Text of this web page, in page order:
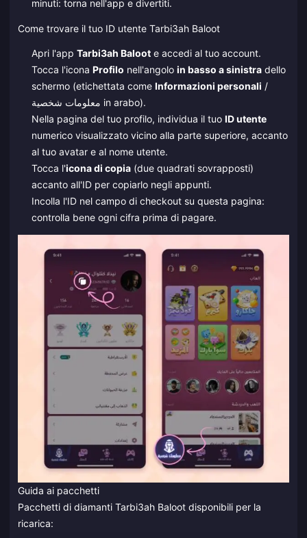
minuti: torna nell'app e divertiti.
Come trovare il tuo ID utente Tarbi3ah Baloot
Apri l'app Tarbi3ah Baloote accedi al tuo account.
Tocca l'icona Profilo nell'angolo in basso a sinistradello
schermo (etichettata come Informazioni personali /
معلومات شخصية in arabo).
Nella pagina del tuo profilo, individua il tuo ID utente
numerico visualizzato vicino alla parte superiore, accanto
al tuo avatar e al nome utente.
Tocca l'icona di copia(due quadrati sovrapposti)
accanto all'ID per copiarlo negli appunti.
Incolla l'ID nel campo di checkout su questa pagina:
controlla bene ogni cifra prima di pagare.
Guida ai pacchetti
Pacchetti di diamanti Tarbi3ah Baloot disponibili per la
ricarica: